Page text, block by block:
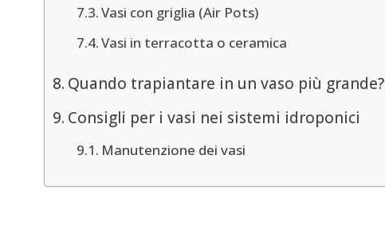
Vasi con griglia (Air Pots)
Vasi in terracotta o ceramica
Quando trapiantare in un vaso più grande?
Consigli per i vasi nei sistemi idroponici
Manutenzione dei vasi